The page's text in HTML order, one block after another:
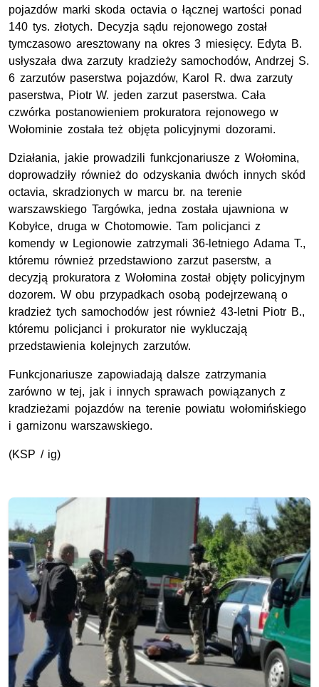
pojazdów marki skoda octavia o łącznej wartości ponad
140 tys. złotych. Decyzja sądu rejonowego został
tymczasowo aresztowany na okres 3 miesięcy. Edyta B.
usłyszała dwa zarzuty kradzieży samochodów, Andrzej S.
6 zarzutów paserstwa pojazdów, Karol R. dwa zarzuty
paserstwa, Piotr W. jeden zarzut paserstwa. Cała
czwórka postanowieniem prokuratora rejonowego w
Wołominie została też objęta policyjnymi dozorami.
Działania, jakie prowadzili funkcjonariusze z Wołomina,
doprowadziły również do odzyskania dwóch innych skód
octavia, skradzionych w marcu br. na terenie
warszawskiego Targówka, jedna została ujawniona w
Kobyłce, druga w Chotomowie. Tam policjanci z
komendy w Legionowie zatrzymali 36-letniego Adama T.,
któremu również przedstawiono zarzut paserstw, a
decyzją prokuratora z Wołomina został objęty policyjnym
dozorem. W obu przypadkach osobą podejrzewaną o
kradzież tych samochodów jest również 43-letni Piotr B.,
któremu policjanci i prokurator nie wykluczają
przedstawienia kolejnych zarzutów.
Funkcjonariusze zapowiadają dalsze zatrzymania
zarówno w tej, jak i innych sprawach powiązanych z
kradzieżami pojazdów na terenie powiatu wołomińskiego
i garnizonu warszawskiego.
(KSP / ig)